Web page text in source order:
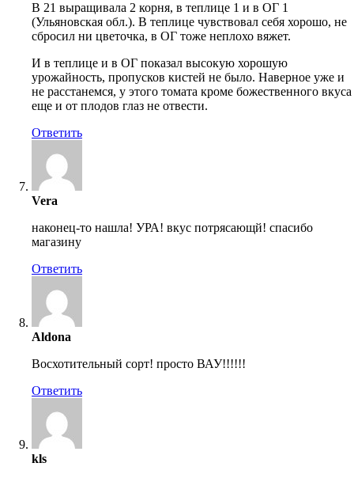
В 21 выращивала 2 корня, в теплице 1 и в ОГ 1
(Ульяновская обл.). В теплице чувствовал себя хорошо, не
сбросил ни цветочка, в ОГ тоже неплохо вяжет.
И в теплице и в ОГ показал высокую хорошую
урожайность, пропусков кистей не было. Наверное уже и
не расстанемся, у этого томата кроме божественного вкуса
еще и от плодов глаз не отвести.
Ответить
Vera
наконец-то нашла! УРА! вкус потрясающй! спасибо
магазину
Ответить
Aldona
Восхотительный сорт! просто ВАУ!!!!!!
Ответить
kls